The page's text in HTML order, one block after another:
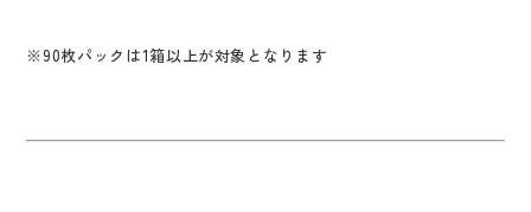
※90枚パックは1箱以上が対象となります